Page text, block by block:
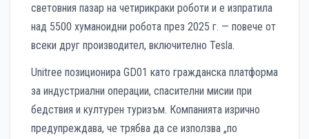
световния пазар на четирикраки роботи и е изпратила
над 5500 хуманоидни робота през 2025 г. — повече от
всеки друг производител, включително Tesla.
Unitree позиционира GD01 като гражданска платформа
за индустриални операции, спасителни мисии при
бедствия и културен туризъм. Компанията изрично
предупреждава, че трябва да се използва „по